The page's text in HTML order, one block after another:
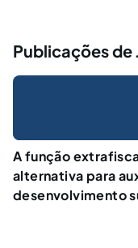
Publicações de
A função
alternativa para
desenvolvimento